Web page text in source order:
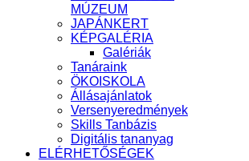
MÚZEUM
JAPÁNKERT
KÉPGALÉRIA
Galériák
Tanáraink
ÖKOISKOLA
Állásajánlatok
Versenyeredmények
Skills Tanbázis
Digitális tananyag
ELÉRHETŐSÉGEK